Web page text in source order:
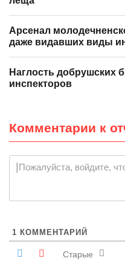
Арсенал
даже видавших виды
Наглость добрушских
инспекторов
Комментарии к
|Пожалуйста, войдите,
1 КОММЕНТАРИЙ
Старые